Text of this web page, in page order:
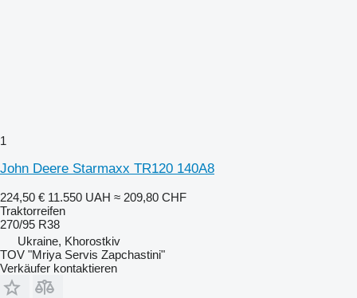
1
John Deere Starmaxx TR120 140A8
224,50 € 11.550 UAH ≈ 209,80 CHF
Traktorreifen
270/95 R38
Ukraine, Khorostkiv
TOV "Mriya Servis Zapchastini"
Verkäufer kontaktieren